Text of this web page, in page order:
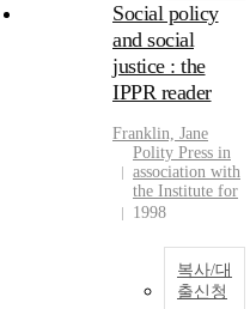
Social policy
and social
justice : the
IPPR reader
Franklin, Jane
Polity Press in
association with
the Institute for
1998
복사/대
출신청